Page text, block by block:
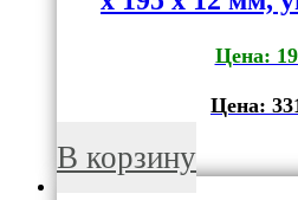
Цена:
Цена:
В корзину